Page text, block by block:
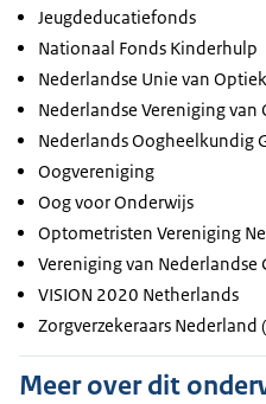
Jeugdeducatiefonds
Nationaal Fonds Kinderhulp
Nederlandse Unie van
Nederlandse Vereniging van
Nederlands Oogheelkundig
Oogvereniging
Oog voor Onderwijs
Optometristen Vereniging
Vereniging van Nederlandse
VISION 2020 Netherlands
Zorgverzekeraars Nederland
Meer over dit